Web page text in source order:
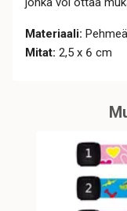
Materiaali:
Mitat: 2,5 x 6 cm